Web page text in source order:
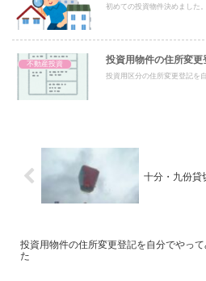
初めての投資物件決めました
不動産投資 投資用物件の住所変
投資用区分の住所変更登記を
十分・九份貸
投資用物件の住所変更登記を自分でやっ
た